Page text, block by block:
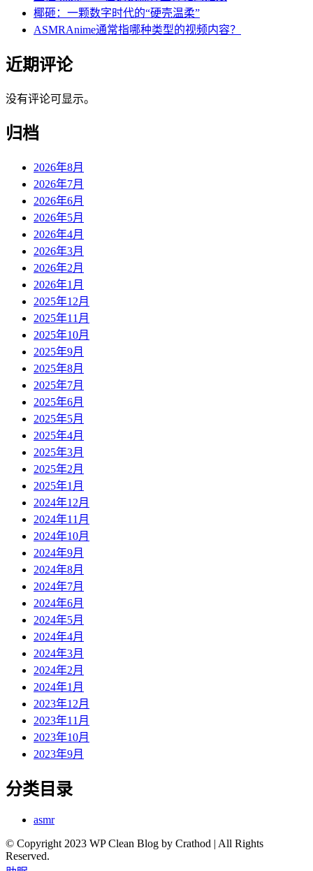
椰砸：一颗数字时代的“硬壳温柔”
ASMRAnime通常指哪种类型的视频内容？
近期评论
没有评论可显示。
归档
2026年8月
2026年7月
2026年6月
2026年5月
2026年4月
2026年3月
2026年2月
2026年1月
2025年12月
2025年11月
2025年10月
2025年9月
2025年8月
2025年7月
2025年6月
2025年5月
2025年4月
2025年3月
2025年2月
2025年1月
2024年12月
2024年11月
2024年10月
2024年9月
2024年8月
2024年7月
2024年6月
2024年5月
2024年4月
2024年3月
2024年2月
2024年1月
2023年12月
2023年11月
2023年10月
2023年9月
分类目录
asmr
© Copyright 2023 WP Clean Blog by Crathod | All Rights
Reserved.